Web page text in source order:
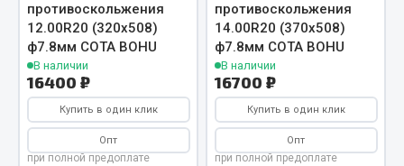
Весь раздел
Запчасти SHAANXI (SHACMAN)
Система питания
Тормозная система
противоскольжения
12.00R20 (320х508)
ф7.8мм СОТА BOHU
В наличии
16400 ₽
Купить в один клик
Опт
при полной предоплате
противоскольжения
14.00R20 (370х508)
ф7.8мм СОТА BOHU
В наличии
16700 ₽
Купить в один клик
Опт
при полной предоплате